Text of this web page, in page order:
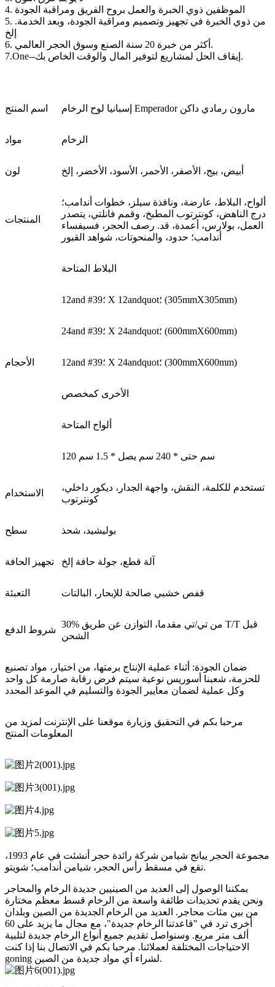
4. الموظفين ذوي الخبرة والعمل بروح الفريق ومراقبة الجودة
5. من ذوي الخبرة في تجهيز وتصميم ومراقبة الجودة، وبعد الخدمة.
إلخ
6. أكثر من خبرة 20 سنة الصنع وسوق الحجر العالمي.
7.One--إيقاف الحل لمشاريع لتوفير المال والوقت الخاص بك.
اسم المنتج إسبانيا لوح الرخام Emperador مارون رمادي داكن
مواد الرخام
لون أبيض، بيج، الأصفر، الأحمر، الأسود، الأخضر، إلخ
المنتجات
ألواح، البلاط، عارضة، ونافذة سيلز، خطوات أندامب؛
درج الناهض، كونترتوب المطبخ، وقمم فانلتي، يتصدر
العمل، بولارس، أعمدة، قد. رصف الحجر، فسيفساء
أندامب؛ حدود، والمنحوتات، شواهد القبور
الأحجام
البلاط المتاحة
12and #39؛ X 12andquot؛ (305mmX305mm)
24and #39؛ X 24andquot؛ (600mmX600mm)
12and #39؛ X 24andquot؛ (300mmX600mm)
الأخرى كمخصص
ألواح المتاحة
120 سم حتى * 240 سم يصل * 1.5 سم
الاستخدام
تستخدم للكلمة، النقش، واجهة الجدار، ديكور داخلي،
كونترتوب
سطح بوليشيد، شحذ
تجهيز الحافة آلة قطع، جولة حافة إلخ
التعبئة قفص خشبي صالحة للإبحار، البالتات
شروط الدفع
30% من تي/تي مقدما، التوازن عن طريق T/T قبل
الشحن
ضمان الجودة: أثناء عملية الإنتاج برمتها، من اختيار، مواد تصنيع
للحزمة، شعبنا أسوريس نوعية سيتم فرض رقابة صارمة كل واحد
وكل عملية لضمان معايير الجودة والتسليم في الموعد المحدد
مرحبا بكم في التحقيق وزيارة موقعنا على الإنترنت لمزيد من
المعلومات المنتج
مجموعة الحجر ييانج شيامن شركة رائدة حجر أنشئت في عام 1993،
تقع في مسقط رأس الحجر، شيامن أندامب؛ شويتو.
يمكننا الوصول إلى العديد من الصينيين جديدة الرخام والمحاجر
ونحن يقدم تحديدات طائفة واسعة من الرخام قسط معظم مختارة
من بين مئات محاجر. العديد من الرخام الجديدة من الصين وبلدان
أخرى ترد في "قاعدتنا الرخام جديدة"، مع مجال ما يزيد على 60
ألف متر مربع. وسنواصل تقديم جميع أنواع الرخام جديدة لتلبية
الاحتياجات المختلفة لعملائنا. مرحبا بكم في الاتصال بنا إذا كنت
goning لشراء أي مواد جديدة من الصين.